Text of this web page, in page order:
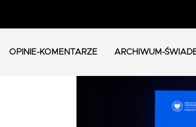
OPINIE-KOMENTARZE ARCHIWUM-